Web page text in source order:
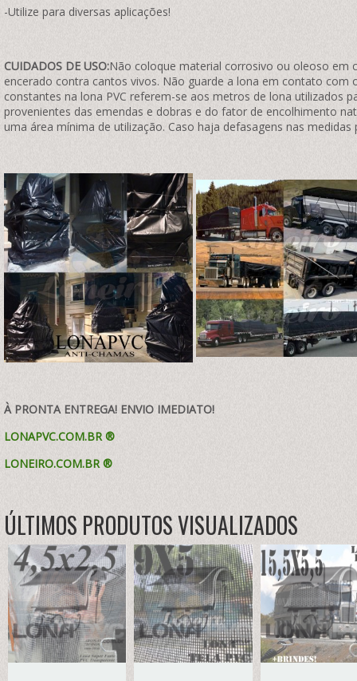
-Utilize para diversas aplicações!
CUIDADOS DE USO:Não coloque material corrosivo ou oleoso em
encerado contra cantos vivos. Não guarde a lona em contato com
constantes na lona PVC referem-se aos metros de lona utilizados
provenientes das emendas e dobras e do fator de encolhimento
uma área mínima de utilização. Caso haja defasagens nas
À PRONTA ENTREGA! ENVIO IMEDIATO!
LONAPVC.COM.BR ®
LONEIRO.COM.BR®
ÚLTIMOS PRODUTOS VISUALIZADOS